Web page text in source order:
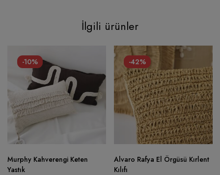
İlgili ürünler
-10%
Murphy Kahverengi Keten
Yastık
-42%
Alvaro Rafya El Örgüsü Kırlent
Kılıfı